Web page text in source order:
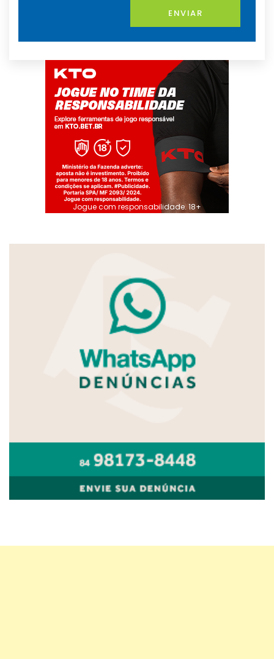
ENVIAR
Jogue com responsabilidade. 18+